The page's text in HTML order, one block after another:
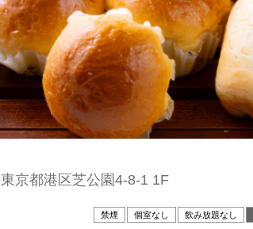
東京都港区芝公園4-8-1 1F
禁煙 個室なし 飲み放題なし